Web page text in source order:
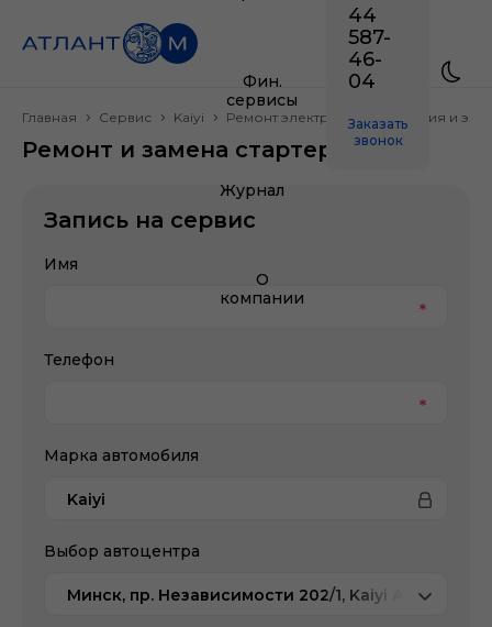
Фин.
сервисы
Журнал
О
компании
44
587-
46-
04
Заказать
звонок
Главная Сервис Kaiyi Ремонт электрооборудования и
Ремонт и замена стартера Kaiyi
Запись на сервис
Имя
Телефон
Марка автомобиля
Kaiyi
Выбор автоцентра
Минск, пр. Независимости 202/1, Kaiyi Атлант-М